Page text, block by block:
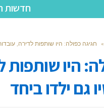
חדשות
» חגיגה כפולה: היו שותפות לדירה,
היו
גם ילדו ביחד